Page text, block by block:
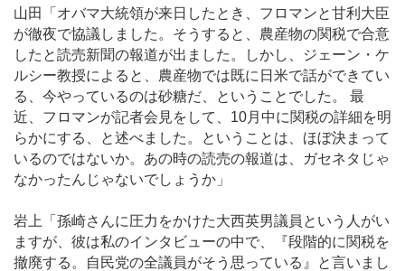
山田「オバマ大統領が来日したとき、フロマンと甘利大臣
が徹夜で協議しました。そうすると、農産物の関税で合意
したと読売新聞の報道が出ました。しかし、ジェーン・ケ
ルシー教授によると、農産物では既に日米で話ができてい
る、今やっているのは砂糖だ、ということでした。 最
近、フロマンが記者会見をして、10月中に関税の詳細を明
らかにする、と述べました。ということは、ほぼ決まって
いるのではないか。あの時の読売の報道は、ガセネタじゃ
なかったんじゃないでしょうか」
岩上「孫崎さんに圧力をかけた大西英男議員という人がい
ますが、彼は私のインタビューの中で、『段階的に関税を
撤廃する。自民党の全議員がそう思っている』と言いまし